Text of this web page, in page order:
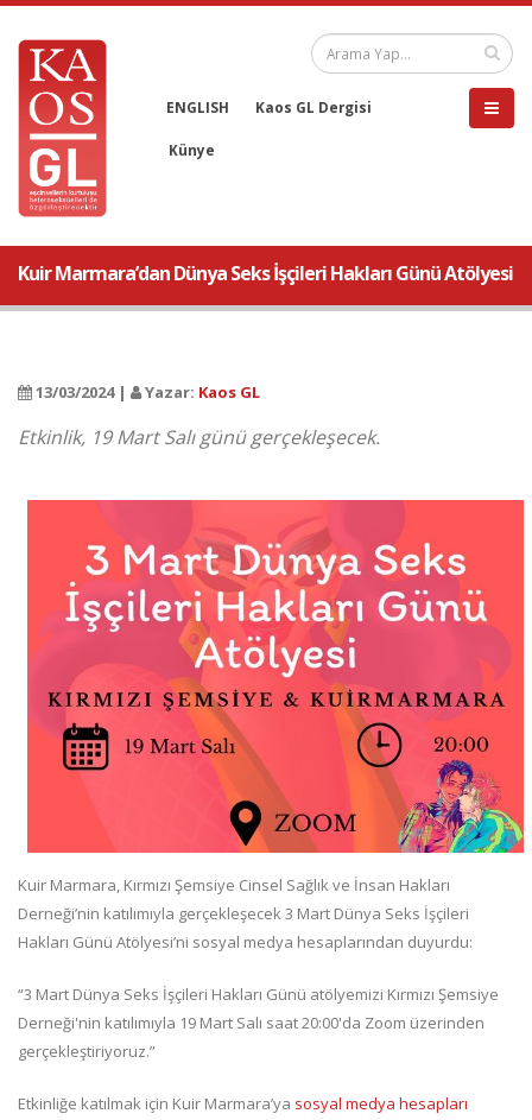
ENGLISH Kaos GL Dergisi
Künye
Kuir Marmara’dan Dünya Seks İşçileri Hakları Günü Atölyesi
13/03/2024 | Yazar: Kaos GL
Etkinlik, 19 Mart Salı günü gerçekleşecek.
Kuir Marmara, Kırmızı Şemsiye Cinsel Sağlık ve İnsan Hakları
Derneği’nin katılımıyla gerçekleşecek 3 Mart Dünya Seks İşçileri
Hakları Günü Atölyesi’ni sosyal medya hesaplarından duyurdu:
“3 Mart Dünya Seks İşçileri Hakları Günü atölyemizi Kırmızı Şemsiye
Derneği'nin katılımıyla 19 Mart Salı saat 20:00'da Zoom üzerinden
gerçekleştiriyoruz.”
Etkinliğe katılmak için Kuir Marmara’ya sosyal medya hesapları